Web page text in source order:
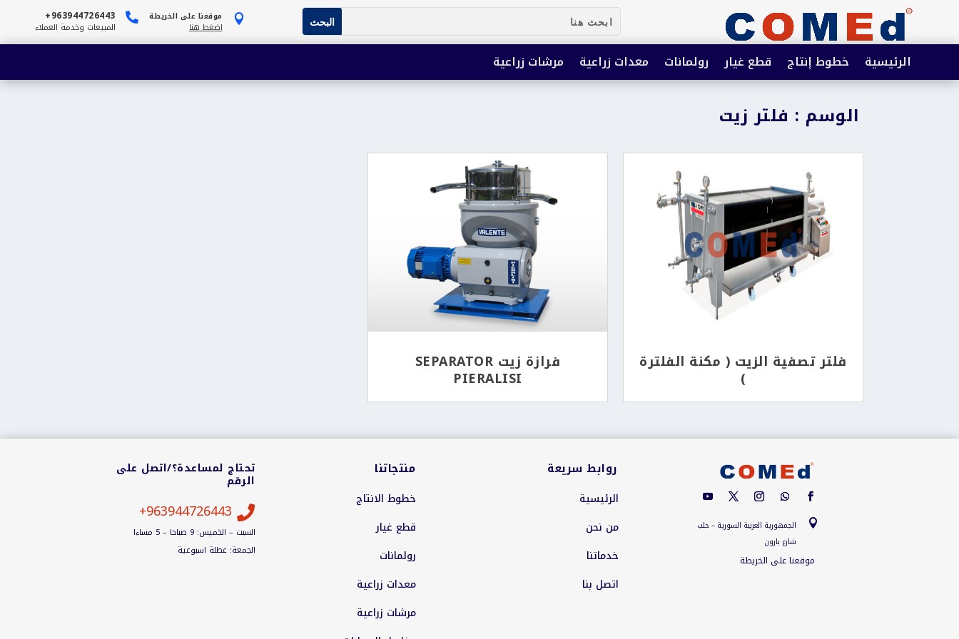
 موقعنا على الخريطة
اضغط هنا

963944726443+
المبيعات وخدمة العملاء
الرئيسية خطوط إنتاج قطع غيار رولمانات معدات زراعية مرشات زراعية
الوسم : فلتر زيت
فلتر تصفية الزيت ( مكنة الفلترة
)
فرازة زيت SEPARATOR
PIERALISI

الجمهورية العربية السورية – حلب
شارع بارون
موقعنا على الخريطة
روابط سريعة
الرئيسية
من نحن
خدماتنا
اتصل بنا
منتجاتنا
خطوط الانتاج
قطع غيار
رولمانات
معدات زراعية
مرشات زراعية
تحتاج لمساعدة؟/اتصل على
الرقم

963944726443+
السبت – الخميس: 9 صباحا – 5 مساءا
الجمعة: عطلة اسبوعية